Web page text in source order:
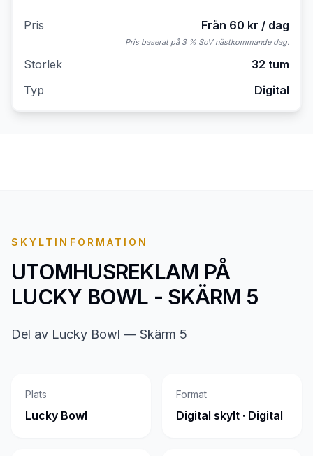
Pris Från 60 kr / dag
Pris baserat på 3 % SoV nästkommande dag.
Storlek
32 tum
Typ
Digital
SKYLTINFORMATION
UTOMHUSREKLAM PÅ
LUCKY BOWL - SKÄRM 5
Del av Lucky Bowl — Skärm 5
Plats
Lucky Bowl
Format
Digital skylt · Digital